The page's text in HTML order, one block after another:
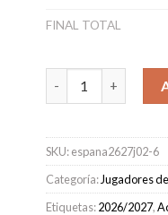
FINAL TOTAL
Camiseta España
SKU:espana2627j02-6
Categoría: Jugadores
Etiquetas:2026/2027,